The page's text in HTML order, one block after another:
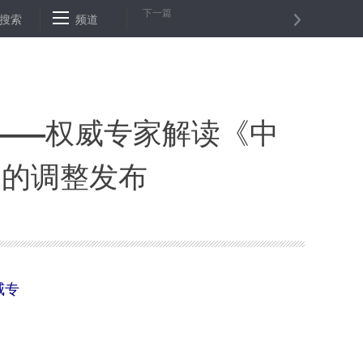
山西集中推介首批92个“腾笼换鸟”项目 大连疫情本土确诊病例及无
搜索 频道 下一篇
权威专家解读《中
调整发布
专